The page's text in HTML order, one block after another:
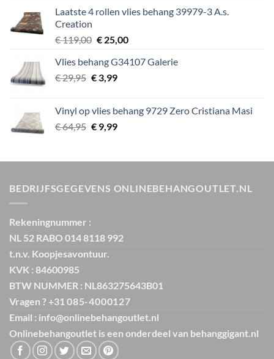
€ 39,95.€ 5,99.
Laatste 4 rollen vlies behang 39979-3 A.s.
Creation
€119,00 Oorspronkelijke
was:
€ 119,00.
€25,00Huidige
is:
Vlies behang G34107 Galerie
€29,95 Oorspronkelijke
€ 29,95.
€3,99Huidige
€ 3,99.
Vinyl op vlies behang 9729 Zero Cristiana Masi
€64,95 Oorspronkelijke
€ 64,95.
€9,99Huidige
€ 9,99.
BEDRIJFSGEGEVENS ONLINEBEHANGOUTLET.NL
Rekeningnummer :
NL 52 RABO 014 8118 992
t.n.v. Koopjesavontuur.
KVK : 84600985
BTW NUMMER : NL863275643B01
Vragen ? +31 085-4000127
Email : info@onlinebehangoutlet.nl
Onlinebehangoutlet is een onderdeel van behanggigant.nl